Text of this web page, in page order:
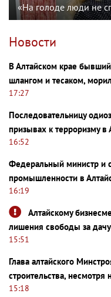
«На голоде люди не
Новости
В Алтайском крае
шлангом и тесаком,
17:27
Последовательницу
призывах к терроризму в
16:52
Федеральный министр и
промышленности в
16:19
Алтайскому
лишения свободы за дачу
15:51
Глава алтайского
строительства,
15:18